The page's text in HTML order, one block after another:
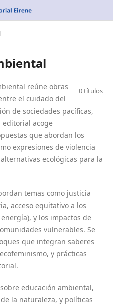
0 títulos
reúne obras
el cuidado del
de sociedades pacíficas,
editorial acoge
que abordan los
expresiones de violencia
ecológicas para la
temas como justicia
acceso equitativo a los
y los impactos de
vulnerables. Se
que integran saberes
y prácticas
educación ambiental,
la naturaleza, y políticas